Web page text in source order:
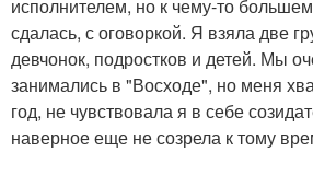
исполнителем, но к чему-то
сдалась, с оговоркой. Я взяла две
девчонок, подростков и детей. Мы
занимались в "Восходе", но меня
год, не чувствовала я в себе
наверное еще не созрела к тому